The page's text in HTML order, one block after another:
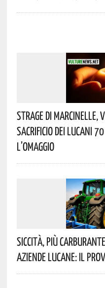
Strage Di Marcinelle,
Sacrificio Dei Lucani
L’omaggio
Siccità, Più
Aziende Lucane: Il